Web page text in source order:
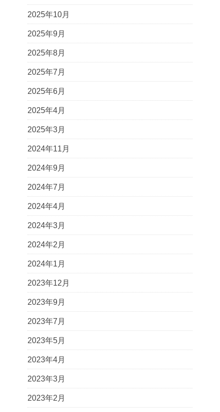
2025年10月
2025年9月
2025年8月
2025年7月
2025年6月
2025年4月
2025年3月
2024年11月
2024年9月
2024年7月
2024年4月
2024年3月
2024年2月
2024年1月
2023年12月
2023年9月
2023年7月
2023年5月
2023年4月
2023年3月
2023年2月